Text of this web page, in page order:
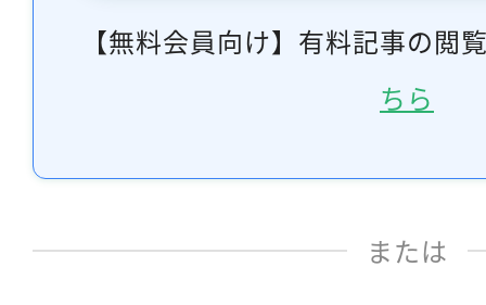
【無料会員向け】有料記事の閲
ちら
または